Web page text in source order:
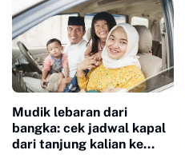
Mudik lebaran dari
bangka: cek jadwal kapal
dari tanjung kalian ke